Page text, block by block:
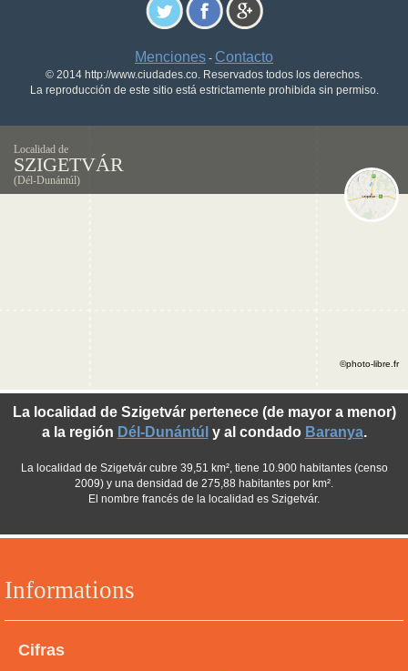
Menciones - Contacto
© 2014 http://www.ciudades.co. Reservados todos los derechos.
La reproducción de este sitio está estrictamente prohibida sin permiso.
Localidad de
SZIGETVÁR
(Dél-Dunántúl)
Informations
Cifras
La localidad de Szigetvár pertenece (de mayor a menor)
a la región Dél-Dunántúl y al condado Baranya.
La localidad de Szigetvár cubre 39,51 km², tiene 10.900 habitantes (censo
2009) y una densidad de 275,88 habitantes por km².
El nombre francés de la localidad es Szigetvár.
©photo-libre.fr